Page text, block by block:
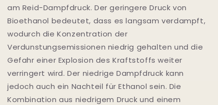
am Reid-Dampfdruck. Der geringere Druck von
Bioethanol bedeutet, dass es langsam verdampft,
wodurch die Konzentration der
Verdunstungsemissionen niedrig gehalten und die
Gefahr einer Explosion des Kraftstoffs weiter
verringert wird. Der niedrige Dampfdruck kann
jedoch auch ein Nachteil für Ethanol sein. Die
Kombination aus niedrigem Druck und einem